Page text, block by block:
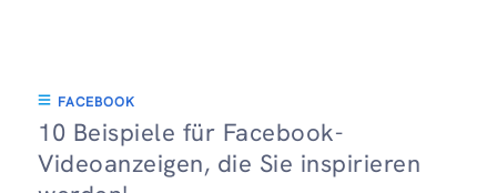
FACEBOOK
10 Beispiele für Facebook-
Videoanzeigen, die Sie inspirieren